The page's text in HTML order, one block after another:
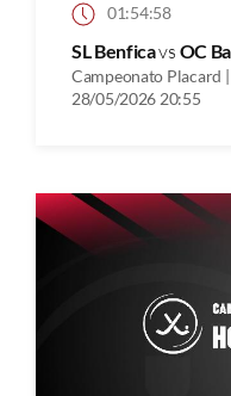
01:54:58
SL Benficavs OC
Campeonato Placard
28/05/2026 20:55